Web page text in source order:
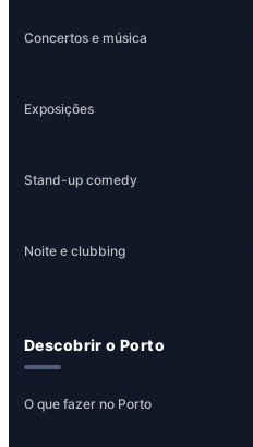
Concertos e música
Exposições
Stand-up comedy
Noite e clubbing
Descobrir o Porto
O que fazer no Porto